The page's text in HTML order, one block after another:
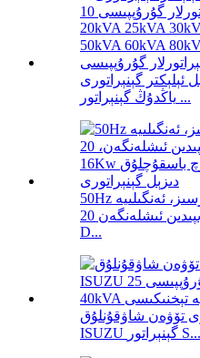
ئېلېكتر گېنېراتورى
ياڭدۇڭ گېنېراتور ...
50Hz دەرىجىدىن تاشقىرى ئاۋازسىز، ئەنگىلىيە
پېركىنس تەرىپىدىن ئىشلەنگەن 20kVA 16Kw
D...
تۆۋەن شاۋقۇنلۇق
ISUZU گېنېراتور S...